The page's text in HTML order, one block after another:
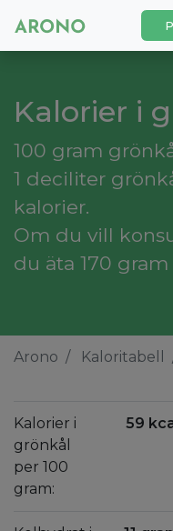
Kalorier i
100 gram
1 deciliter
kalorier.
Om du vill
du äta 170
Arono Kaloritabell
Kalorier i
grönkål
per 100
gram:
59